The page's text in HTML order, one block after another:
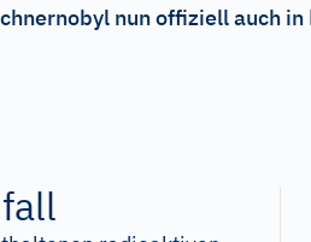
nun offiziell auch